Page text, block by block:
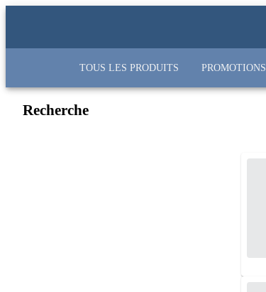
TOUS LES PRODUITS PROMOTIONS
Recherche